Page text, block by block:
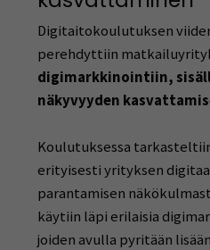
Digitaitokoulutuksen
perehdyttiin
digimarkkinointiin,
näkyvyyden
Koulutuksessa
erityisesti yrityksen
parantamisen
käytiin läpi erilaisia
joiden avulla pyritään